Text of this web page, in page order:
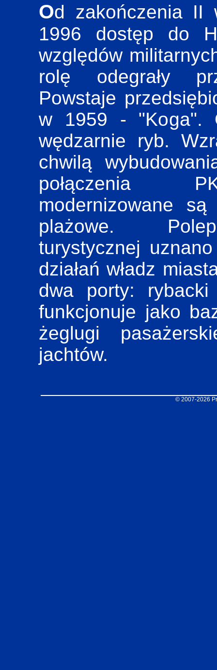
Od zakończenia II wojny światowej do roku
1996 dostęp do
względów
rolę odegrały
Powstaje
w 1959 - "Koga".
wędzarnie ryb.
chwilą
połączenia
modernizowane
plażowe.
turystycznej
działań władz
dwa porty:
funkcjonuje jako
żeglugi
jachtów.
© 2007-2026